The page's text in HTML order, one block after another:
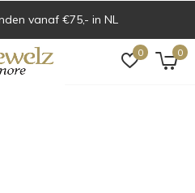
0 0
vanaf €75,- in NL